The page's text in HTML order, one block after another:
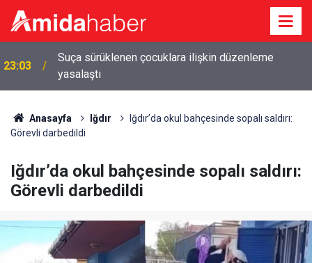
23:03
Suça sürüklenen çocuklara ilişkin düzenleme
yasalaştı
Anasayfa Iğdır
Iğdır’da okul bahçesinde sopalı saldırı:
Görevli darbedildi
Iğdır’da okul bahçesinde sopalı saldırı:
Görevli darbedildi